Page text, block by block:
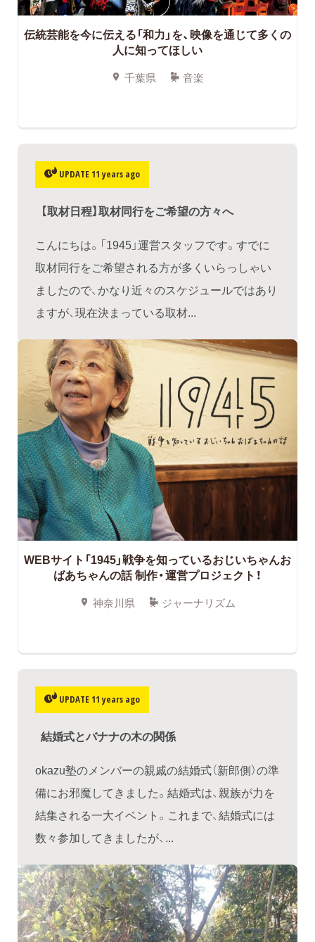
伝統芸能を今に伝える「和力」を、映像を通じて多くの
人に知ってほしい
千葉県 音楽
UPDATE 11 years ago
【取材日程】取材同行をご希望の方々へ
こんにちは。「1945」運営スタッフです。すでに
取材同行をご希望される方が多くいらっしゃい
ましたので、かなり近々のスケジュールではあり
ますが、現在決まっている取材...
WEBサイト「1945」戦争を知っているおじいちゃんお
ばあちゃんの話 制作・運営プロジェクト！
神奈川県 ジャーナリズム
UPDATE 11 years ago
結婚式とバナナの木の関係
okazu塾のメンバーの親戚の結婚式（新郎側）の準
備にお邪魔してきました。結婚式は、親族が力を
結集される一大イベント。これまで、結婚式には
数々参加してきましたが、...